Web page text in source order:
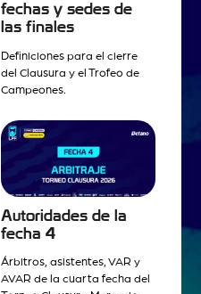
fechas y sedes de
las finales
Definiciones para el cierre
del Clausura y el Trofeo de
Campeones.
Autoridades de la
fecha 4
Árbitros, asistentes, VAR y
AVAR de la cuarta fecha del